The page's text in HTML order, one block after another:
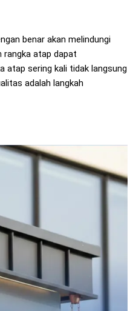
benar akan melindungi
rangka atap dapat
atap sering kali tidak langsung
adalah langkah